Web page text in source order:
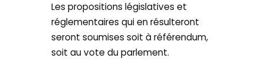
Les propositions législatives et
réglementaires qui en résulteront
seront soumises soit à référendum,
soit au vote du parlement.